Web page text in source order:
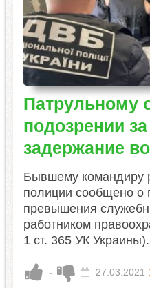
Патрульному
подозрении
задержание
Бывшему командиру
полиции сообщено о
превышения
работником
1 ст. 365 УК Украины).
- 27.03.2021